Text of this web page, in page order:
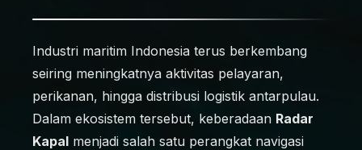
Industri maritim Indonesia terus berkembang
seiring meningkatnya aktivitas pelayaran,
perikanan, hingga distribusi logistik antarpulau.
Dalam ekosistem tersebut, keberadaan Radar
Kapal menjadi salah satu perangkat navigasi